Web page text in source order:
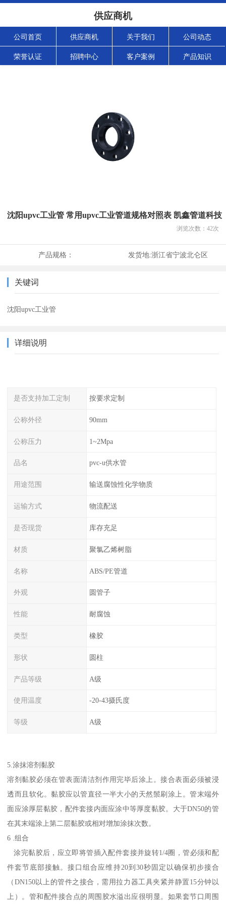
供应商机
公司首页 供应商机 关于我们 公司动态
荣誉认证 招聘中心 客户案例 产品知识
沈阳upvc工业管 常用upvc工业管道规格对照表 凯鑫管道科技
浏览次数： 42次
产品规格： 发货地:浙江省宁波北仑区
关键词
沈阳upvc工业管
详细说明
是否支持加工定制 按要求定制
公称外径 90mm
公称压力 1~2Mpa
品名 pvc-u供水管
用途范围 输送腐蚀性化学物质
运输方式 物流配送
是否现货 库存充足
材质 聚氯乙烯树脂
名称 ABS/PE管道
外观 圆管子
性能 耐腐蚀
类型 橡胶
形状 圆柱
产品等级 A级
使用温度 -20-43摄氏度
等级 A级
5.涂抹溶剂黏胶
溶剂黏胶必须在管表面清洁剂作用完毕后涂上。接合表面必须被浸
透而且软化。黏胶应以管直径一半大小的天然鬃刷涂上。管末端外
面应涂厚层黏胶，配件套接内面应涂中等厚度黏胶。大于DN50的管
在其末端涂上第二层黏胶或相对增加涂抹次数。
6 .组合
涂完黏胶后，应立即将管插入配件套接并旋转1/4圈，管必须和配
件套节底部接触。接口组合应维持20到30秒固定以确保初步接合
（DN150以上的管件之接合，需用拉力器工具夹紧并静置15分钟以
上）。管和配件接合点的周围胶水溢出应很明显。如果套节口周围